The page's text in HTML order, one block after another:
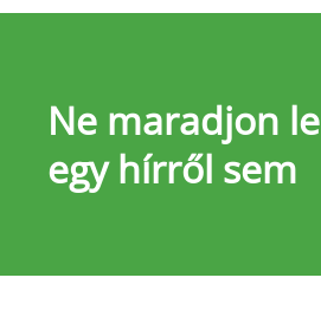
Ne maradjon le
egy hírről sem